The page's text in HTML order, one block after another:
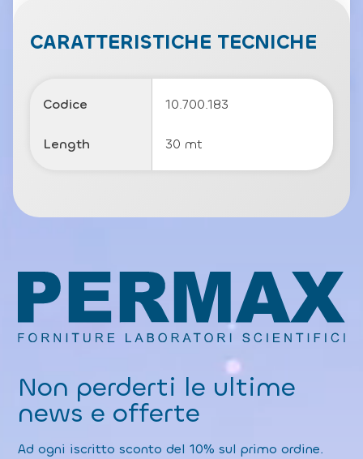
c
y
li
CARATTERISTICHE TECNICHE
Codice 10.700.183
Length 30 mt
Non perderti le ultime
news e offerte
Ad ogni iscritto sconto del 10% sul primo ordine.